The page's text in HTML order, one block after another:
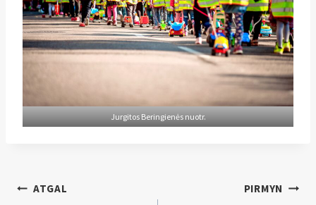
Jurgitos Beringienės nuotr.
Navigacija
ATGAL PIRMYN